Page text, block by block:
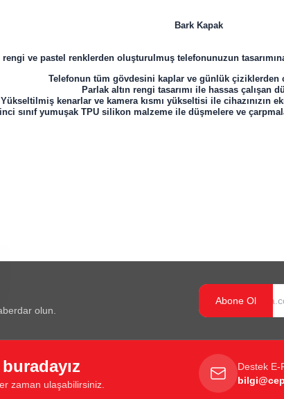
Bark Kapak
rengi ve pastel renklerden oluşturulmuş telefonunuzun
Telefonun tüm gövdesini kaplar ve günlük çiziklerden
Parlak altın rengi tasarımı ile hassas çalışan
Yükseltilmiş kenarlar ve kamera kısmı yükseltisi ile cihazınızın
sınıf yumuşak TPU silikon malzeme ile düşmelere ve
olun.
Abone Ol
zaman ulaşabilirsiniz.
Destek E-